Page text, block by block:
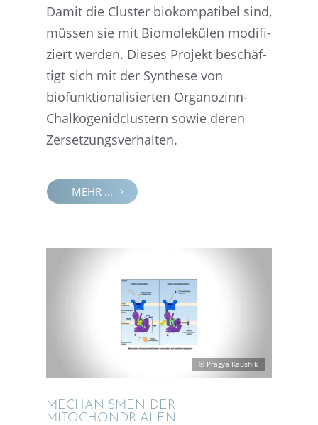
Damit die Cluster biokom­pa­ti­bel sind,
müssen sie mit Biomo­le­kü­len modifi­
ziert werden. Dieses Projekt beschäf­
tigt sich mit der Synthese von
biofunk­tio­na­li­sier­ten Organo­zinn-
Chalko­ge­nid­clus­tern sowie deren
Zersetzungsverhalten.
MEHR ...
MECHA­NIS­MEN DER
MITOCHON­DRIA­LEN
© Pragya Kaushik